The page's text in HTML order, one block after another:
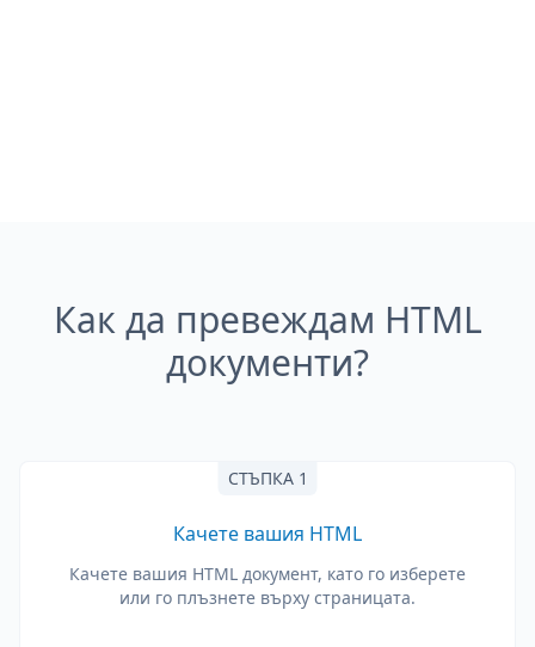
Как да превеждам HTML
документи?
СТЪПКА 1
Качете вашия HTML
Качете вашия HTML документ, като го изберете
или го плъзнете върху страницата.